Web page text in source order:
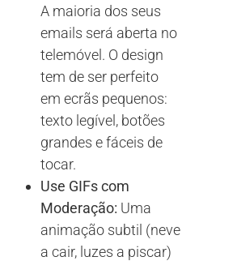
A maioria dos seus
emails será aberta no
telemóvel. O design
tem de ser perfeito
em ecrãs pequenos:
texto legível, botões
grandes e fáceis de
tocar.
Use GIFs com
Moderação: Uma
animação subtil (neve
a cair, luzes a piscar)